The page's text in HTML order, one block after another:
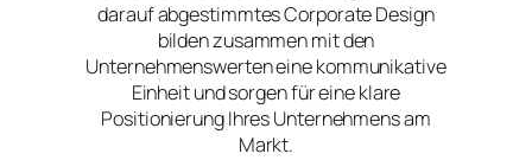
darauf abgestimmtes Corporate Design
bilden zusammen mit den
Unternehmenswerten eine kommunikative
Einheit und sorgen für eine klare
Positionierung Ihres Unternehmens am
Markt.